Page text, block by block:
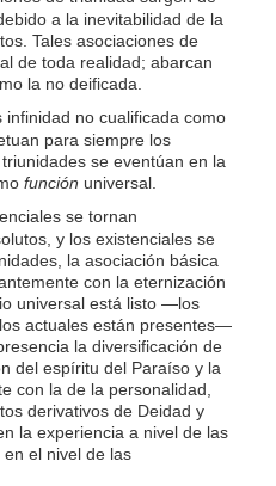
a la inevitabilidad de la
Tales asociaciones de
de toda realidad; abarcan
la no deificada.
no cualificada como
para siempre los
se eventúan en la
función universal.
se tornan
y los existenciales se
la asociación básica
con la eternización
universal está listo —los
actuales están presentes—
la diversificación de
del espíritu del Paraíso y la
con la de la personalidad,
derivativos de Deidad y
la experiencia a nivel de las
el nivel de las